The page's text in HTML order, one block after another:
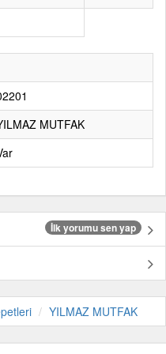
MUTFAK
İlk yorumu sen yap
YILMAZ MUTFAK